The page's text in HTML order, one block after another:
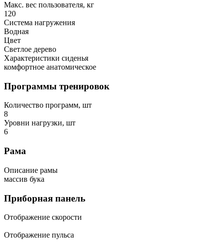
Макс. вес пользователя, кг
120
Система нагружения
Водная
Цвет
Светлое дерево
Характеристики сиденья
комфортное анатомическое
Программы тренировок
Количество программ, шт
8
Уровни нагрузки, шт
6
Рама
Описание рамы
массив бука
Приборная панель
Отображение скорости
Отображение пульса